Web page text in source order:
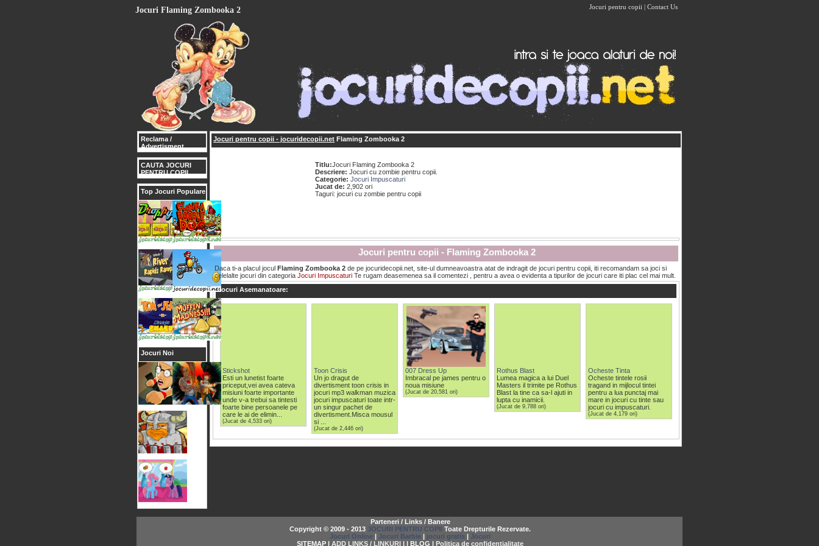
Jocuri Flaming Zombooka 2 Jocuri pentru copii | Contact Us
Reclama /
Advertisment
CAUTA JOCURI
PENTRU COPII
Top Jocuri Populare
Jocuri Noi
Jocuri pentru copii - jocuridecopii.net Flaming Zombooka 2
Titlu:Jocuri Flaming Zombooka 2
Descriere: Jocuri cu zombie pentru copii.
Categorie: Jocuri Impuscaturi
Jucat de: 2,902 ori
Taguri: jocuri cu zombie pentru copii
Jocuri pentru copii - Flaming Zombooka 2
Daca ti-a placul jocul Flaming Zombooka 2 de pe jocuridecopii.net, site-ul dumneavoastra atat de indragit de jocuri pentru copii, iti recomandam sa joci si
celelalte jocuri din categoria Jocuri Impuscaturi Te rugam deasemenea sa il comentezi , pentru a avea o evidenta a tipurilor de jocuri care iti plac cel mai mult.
Jocuri Asemanatoare:
Stickshot
Esti un lunetist foarte
priceput,vei avea cateva
misiuni foarte importante
unde v-a trebui sa tintesti
foarte bine persoanele pe
care le ai de elimin...
(Jucat de 4,533 ori)
Toon Crisis
Un jo dragut de
divertisment toon crisis in
jocuri mp3 walkman muzica
jocuri impuscaturi toate intr-
un singur pachet de
divertisment.Misca mousul
si ...
(Jucat de 2,446 ori)
007 Dress Up
Imbracal pe james pentru o
noua misiune
(Jucat de 20,581 ori)
Rothus Blast
Lumea magica a lui Duel
Masters il trimite pe Rothus
Blast la tine ca sa-l ajuti in
lupta cu inamicii.
(Jucat de 9,788 ori)
Ocheste Tinta
Ocheste tintele rosii
tragand in mijlocul tintei
pentru a lua punctaj mai
mare in jocuri cu tinte sau
jocuri cu impuscaturi.
(Jucat de 4,179 ori)
Parteneri / Links / Banere
Copyright © 2009 - 2013 JOCURI PENTRU COPII Toate Drepturile Rezervate.
Jocuri Online | Jocuri Barbie | jocuri gratis | Jocuri
SITEMAP | ADD LINKS / LINKURI | | BLOG | Politica de confidentialitate